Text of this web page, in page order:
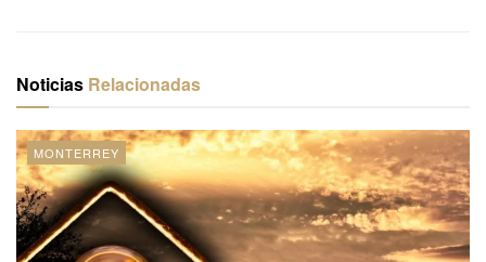
Noticias Relacionadas
MONTERREY